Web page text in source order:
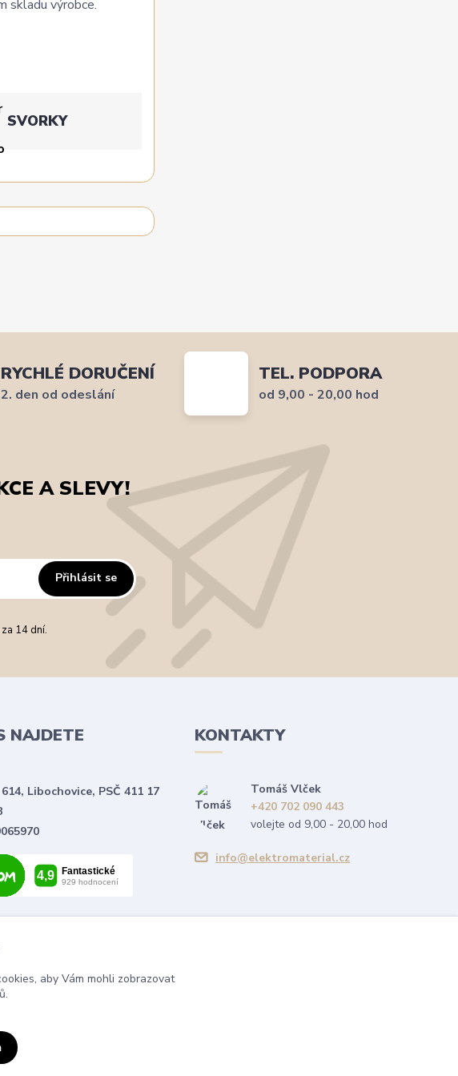
skladu výrobce.
SVORKY
RYCHLÉ DORUČENÍ
2. den od odeslání
TEL. PODPORA
od 9,00 - 20,00 hod
A SLEVY!
Přihlásit se
14 dní.
NAJDETE
Libochovice, PSČ 411 17
KONTAKTY
Tomáš Vlček
+420 702 090 443
volejte od 9,00 - 20,00 hod
info@elektromaterial.cz
aby Vám mohli zobrazovat